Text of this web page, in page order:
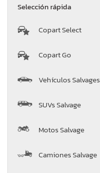
Selección rápida
Copart Select
Copart Go
Vehículos Salvages
SUVs Salvage
Motos Salvage
Camiones Salvage